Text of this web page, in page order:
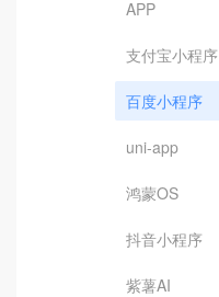
APP
支付宝小程序
百度小程序
uni-app
鸿蒙OS
抖音小程序
紫薯AI